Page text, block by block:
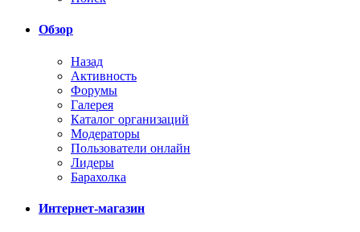
Обзор
Назад
Активность
Форумы
Галерея
Каталог организаций
Модераторы
Пользователи онлайн
Лидеры
Барахолка
Интернет-магазин